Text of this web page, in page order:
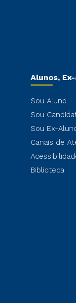
Alunos,
Sou Aluno
Sou
Sou Ex-
Canais de
Biblioteca